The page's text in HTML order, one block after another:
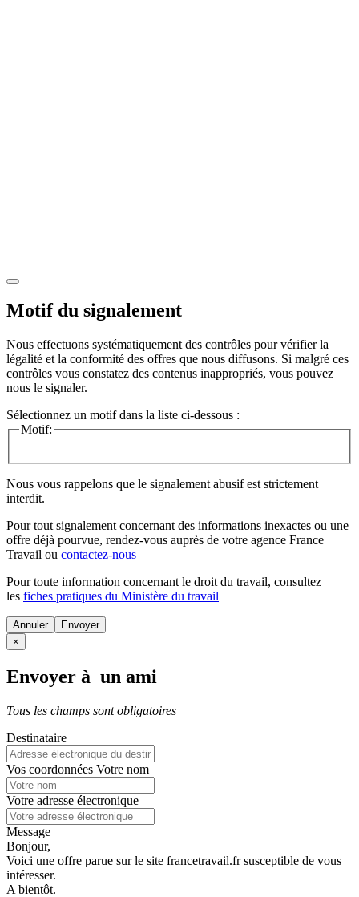
Motif du signalement
Nous effectuons systématiquement des contrôles pour vérifier la
légalité et la conformité des offres que nous diffusons. Si malgré ces
contrôles vous constatez des contenus inappropriés, vous pouvez
nous le signaler.
Sélectionnez un motif dans la liste ci-dessous :
Motif:
Nous vous rappelons que le signalement abusif est strictement
interdit.
Pour tout signalement concernant des informations inexactes ou une
offre déjà pourvue, rendez-vous auprès de votre agence France
Travail ou contactez-nous
Pour toute information concernant le droit du travail, consultez
les fiches pratiques du Ministère du travail
Annuler
×
Envoyer à un ami
Tous les champs sont obligatoires
Destinataire
Vos coordonnées Votre nom
Votre adresse électronique
Message
Bonjour,
Voici une offre parue sur le site francetravail.fr susceptible de vous
intéresser.
A bientôt.